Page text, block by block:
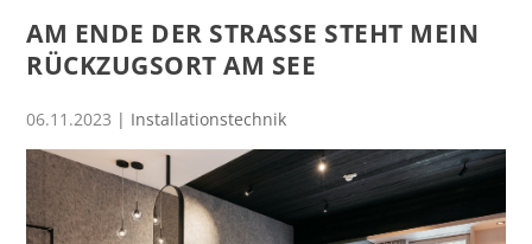
AM ENDE DER STRASSE STEHT MEIN R
ÜCKZUGSORT AM SEE
06.11.2023 | Installationstechnik